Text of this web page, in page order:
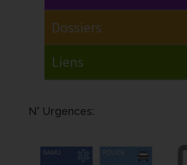
N° Urgences: